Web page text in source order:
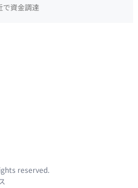
で資金調達
reserved.